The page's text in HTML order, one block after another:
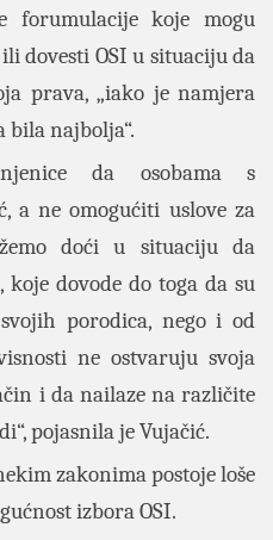
forumulacije koje mogu
dovesti OSI u situaciju da
prava, „iako je namjera
bila najbolja“.
da osobama s
a ne omogućiti uslove za
doći u situaciju da
dovode do toga da su
porodica, nego i od
ne ostvaruju svoja
i da nailaze na različite
pojasnila je Vujačić.
zakonima postoje loše
izbora OSI.